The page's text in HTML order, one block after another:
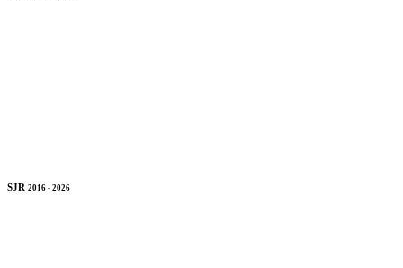
SJR 2016 - 2026